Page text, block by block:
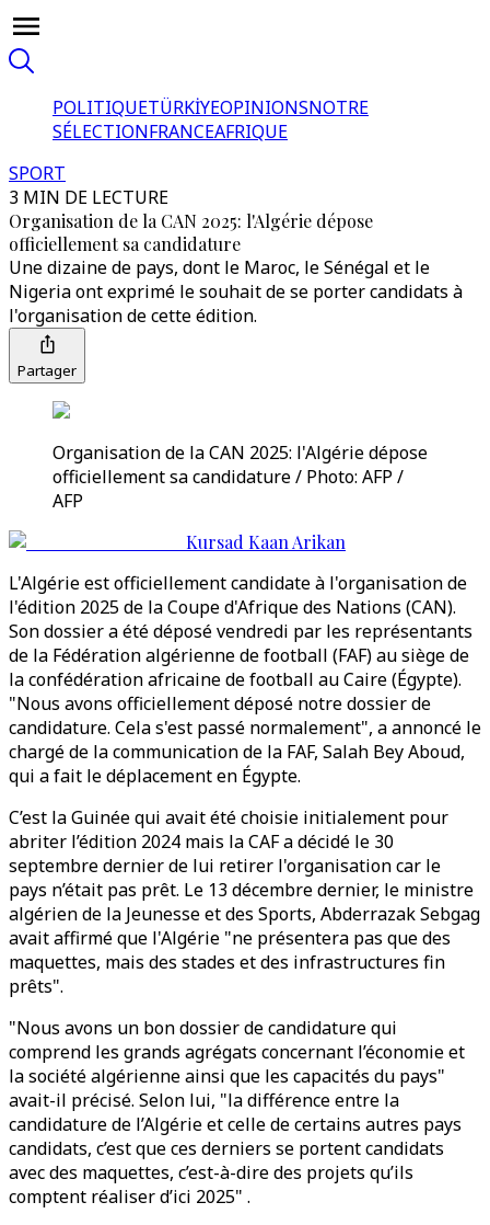
POLITIQUETÜRKİYEOPINIONSNOTRE
SÉLECTIONFRANCEAFRIQUE
SPORT
3 MIN DE LECTURE
Organisation de la CAN 2025: l'Algérie dépose
officiellement sa candidature
Une dizaine de pays, dont le Maroc, le Sénégal et le
Nigeria ont exprimé le souhait de se porter candidats à
l'organisation de cette édition.
Partager
Organisation de la CAN 2025: l'Algérie dépose
officiellement sa candidature / Photo: AFP /
AFP
Kursad Kaan Arikan
L'Algérie est officiellement candidate à l'organisation de
l'édition 2025 de la Coupe d'Afrique des Nations (CAN).
Son dossier a été déposé vendredi par les représentants
de la Fédération algérienne de football (FAF) au siège de
la confédération africaine de football au Caire (Égypte).
"Nous avons officiellement déposé notre dossier de
candidature. Cela s'est passé normalement", a annoncé le
chargé de la communication de la FAF, Salah Bey Aboud,
qui a fait le déplacement en Égypte.
C’est la Guinée qui avait été choisie initialement pour
abriter l’édition 2024 mais la CAF a décidé le 30
septembre dernier de lui retirer l'organisation car le
pays n’était pas prêt. Le 13 décembre dernier, le ministre
algérien de la Jeunesse et des Sports, Abderrazak Sebgag
avait affirmé que l'Algérie "ne présentera pas que des
maquettes, mais des stades et des infrastructures fin
prêts".
"Nous avons un bon dossier de candidature qui
comprend les grands agrégats concernant l’économie et
la société algérienne ainsi que les capacités du pays"
avait-il précisé. Selon lui, "la différence entre la
candidature de l’Algérie et celle de certains autres pays
candidats, c’est que ces derniers se portent candidats
avec des maquettes, c’est-à-dire des projets qu’ils
comptent réaliser d’ici 2025" .